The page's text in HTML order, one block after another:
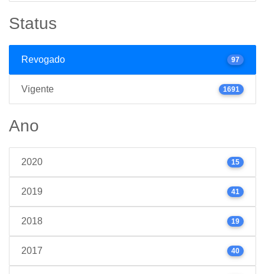
Status
Revogado 97
Vigente 1691
Ano
2020 15
2019 41
2018 19
2017 40